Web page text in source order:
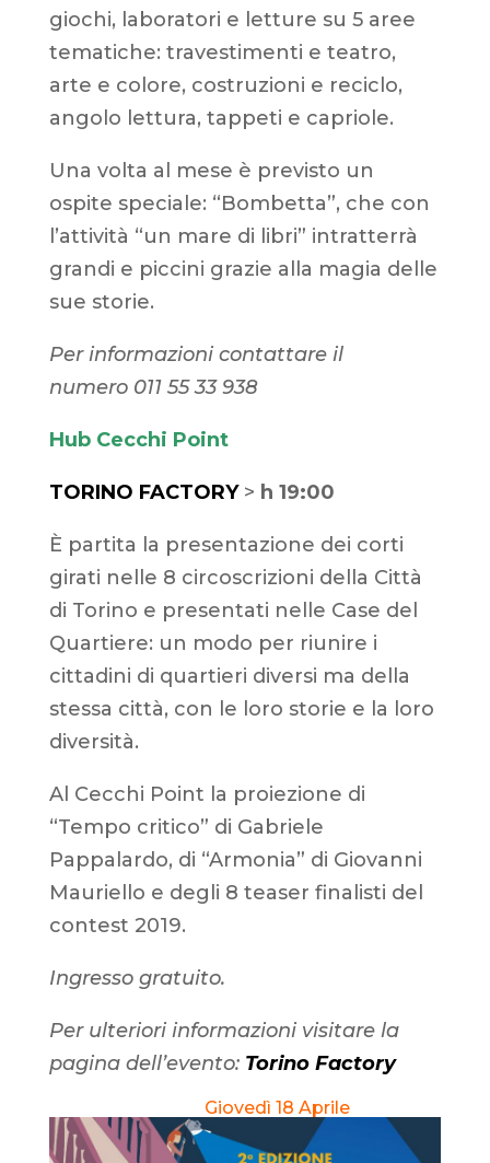
giochi, laboratori e letture su 5 aree
tematiche: travestimenti e teatro,
arte e colore, costruzioni e reciclo,
angolo lettura, tappeti e capriole.
Una volta al mese è previsto un
ospite speciale: “Bombetta”, che con
l’attività “un mare di libri” intratterrà
grandi e piccini grazie alla magia delle
sue storie.
Per informazioni contattare il
numero 011 55 33 938
Hub Cecchi Point
TORINO FACTORY> h 19:00
È partita la presentazione dei corti
girati nelle 8 circoscrizioni della Città
di Torino e presentati nelle Case del
Quartiere: un modo per riunire i
cittadini di quartieri diversi ma della
stessa città, con le loro storie e la loro
diversità.
Al Cecchi Point la proiezione di
“Tempo critico” di Gabriele
Pappalardo, di “Armonia” di Giovanni
Mauriello e degli 8 teaser finalisti del
contest 2019.
Ingresso gratuito.
Per ulteriori informazioni visitare la
pagina dell’evento: Torino Factory
Giovedì 18 Aprile